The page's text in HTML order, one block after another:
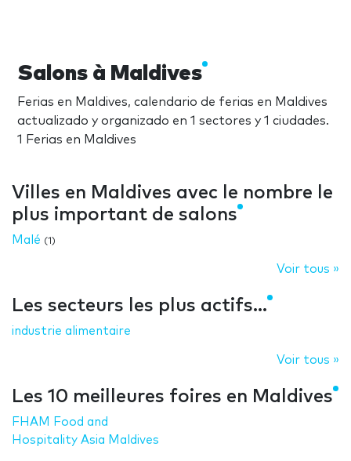
Salons à Maldives
Ferias en Maldives, calendario de ferias en Maldives
actualizado y organizado en 1 sectores y 1 ciudades.
1 Ferias en Maldives
Villes en Maldives avec le nombre le
plus important de salons
Malé (1)
Voir tous »
Les secteurs les plus actifs...
industrie alimentaire
Voir tous »
Les 10 meilleures foires en Maldives
FHAM Food and
Hospitality Asia Maldives